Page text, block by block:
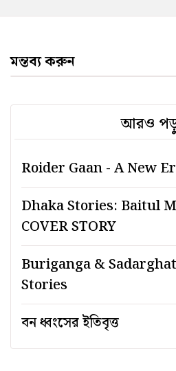
মন্তব্য করুন
আরও
Roider Gaan - A New
Dhaka Stories: Baitul
COVER STORY
Buriganga &
Stories
বন ধ্বংসের ইতিবৃত্ত